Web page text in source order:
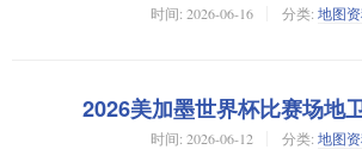
时间: 2026-06-16 分类: 地图
2026美加墨世界杯比赛场地
时间: 2026-06-12 分类: 地图